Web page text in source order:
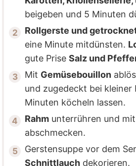
beigeben und 5 Minuten
Rollgerste und
eine Minute mitdünsten.
gute Prise Salz und
Mit Gemüsebouillon
und zugedeckt bei kleiner
Minuten köcheln lassen.
Rahm unterrühren und mit
abschmecken.
Gerstensuppe vor dem
Schnittlauch dekorieren.